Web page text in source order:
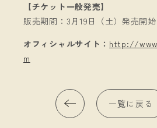
【チケット一般発売】
販売期間：3月19日（土）発売開始
オフィシャルサイト： http://
m
一覧に戻る